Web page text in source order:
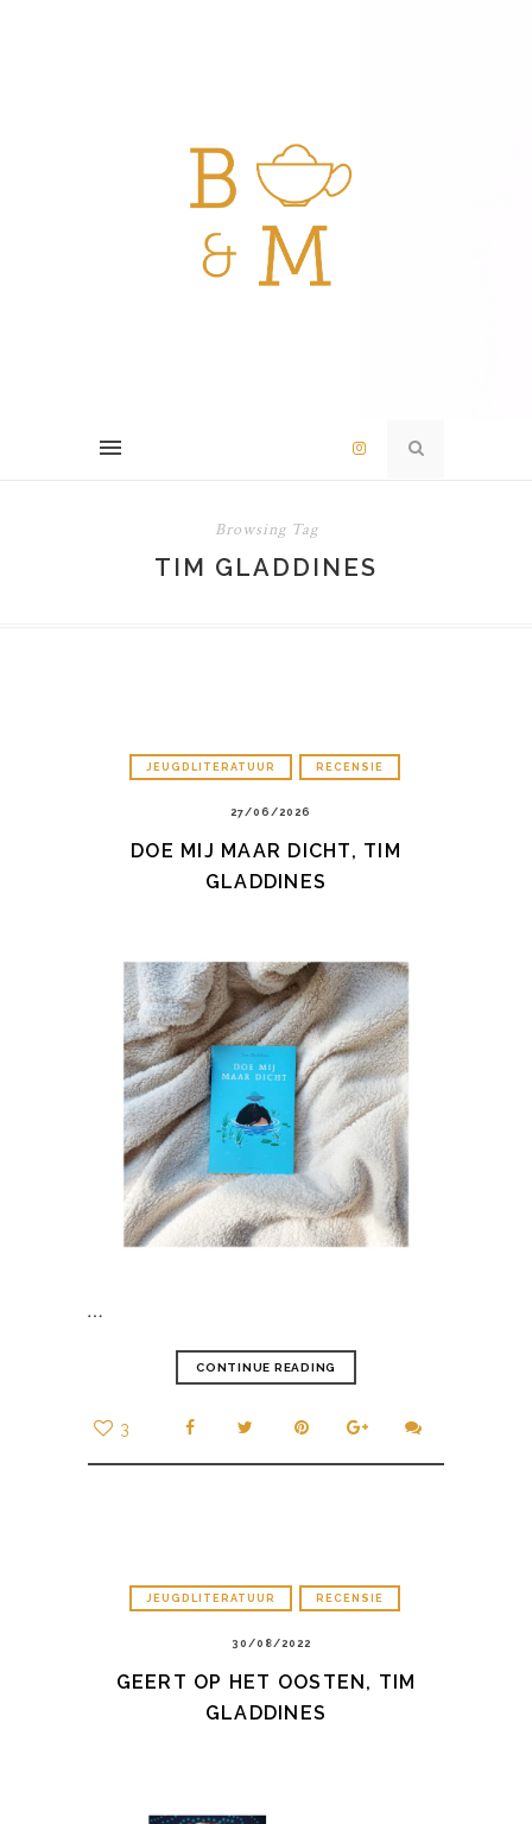
Browsing Tag
TIM GLADDINES
JEUGDLITERATUUR RECENSIE
27/06/2026
DOE MIJ MAAR DICHT, TIM
GLADDINES
…
CONTINUE READING
3
JEUGDLITERATUUR RECENSIE
30/08/2022
GEERT OP HET OOSTEN, TIM
GLADDINES